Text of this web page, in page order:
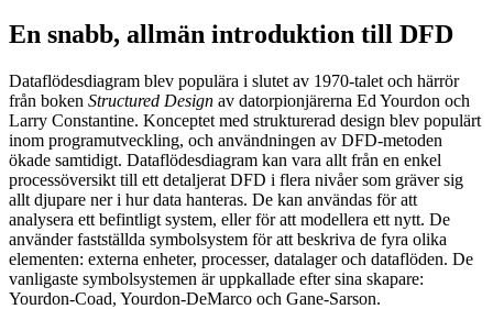
En snabb, allmän introduktion till DFD
Dataflödesdiagram blev populära i slutet av 1970-talet och härrör
från boken Structured Design av datorpionjärerna Ed Yourdon och
Larry Constantine. Konceptet med strukturerad design blev populärt
inom programutveckling, och användningen av DFD-metoden
ökade samtidigt. Dataflödesdiagram kan vara allt från en enkel
processöversikt till ett detaljerat DFD i flera nivåer som gräver sig
allt djupare ner i hur data hanteras. De kan användas för att
analysera ett befintligt system, eller för att modellera ett nytt. De
använder fastställda symbolsystem för att beskriva de fyra olika
elementen: externa enheter, processer, datalager och dataflöden. De
vanligaste symbolsystemen är uppkallade efter sina skapare:
Yourdon-Coad, Yourdon-DeMarco och Gane-Sarson.